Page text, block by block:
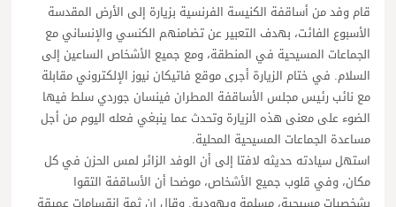
قام وفد من أساقفة الكنيسة الفرنسية بزيارة إلى الأرض المقدسة
الأسبوع الفائت، بهدف التعبير عن تضامنهم الكنسي والإنساني مع
الجماعات المسيحية في المنطقة، ومع جميع الأشخاص الساعين إلى
السلام. في ختام الزيارة أجرى موقع فاتيكان نيوز الإلكتروني مقابلة
مع نائب رئيس مجلس الأساقفة المطران فينسان جوردي سلط فيها
الضوء على معنى هذه الزيارة وتحدث عما ينبغي فعله اليوم من أجل
مساعدة الجماعات المسيحية المحلية.
استهل سيادته حديثه لافتا إلى أن الوفد الزائر لمس الحزن في كل
مكان، وفي قلوب جميع الأشخاص، موضحا أن الأساقفة التقوا